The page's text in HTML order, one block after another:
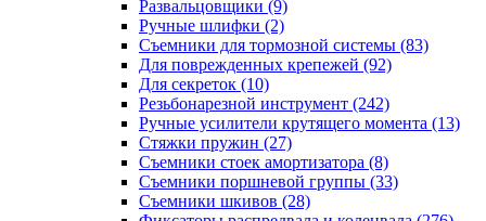
Развальцовщики (9)
Ручные шлифки (2)
Съемники для тормозной системы (83)
Для поврежденных крепежей (92)
Для секреток (10)
Резьбонарезной инструмент (242)
Ручные усилители крутящего момента (13)
Стяжки пружин (27)
Съемники стоек амортизатора (8)
Съемники поршневой группы (33)
Съемники шкивов (28)